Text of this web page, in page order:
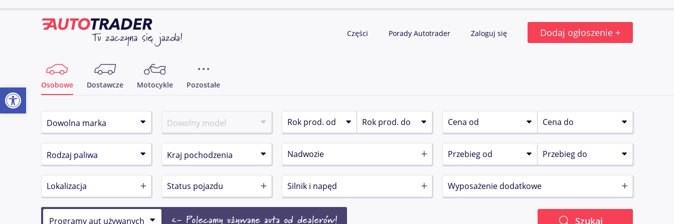
Części Porady Autotrader Zaloguj się Dodaj ogłoszenie +
Osobowe Dostawcze Motocykle Pozostałe
Nadwozie
Lokalizacja Status pojazdu Silnik i napęd Wyposażenie dodatkowe
Szukaj
Otwórz pasek narzędzi